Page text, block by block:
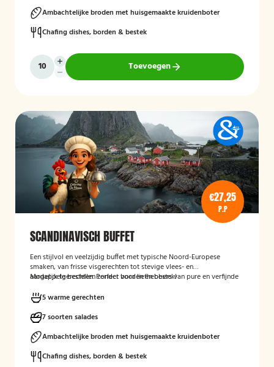
Ambachtelijke broden met huisgemaakte kruidenboter
Chafing dishes, borden & bestek
Toevoegen
€27,25
P.P
SCANDINAVISCH BUFFET
Een stijlvol en veelzijdig buffet met typische Noord-Europese
smaken, van frisse visgerechten tot stevige vlees- en
aardappelgerechten. Perfect voor liefhebbers van pure en verfijnde
Mogelijk te bestellen zonder borden en bestek!
5 warme gerechten
7 soorten salades
Ambachtelijke broden met huisgemaakte kruidenboter
Chafing dishes, borden & bestek